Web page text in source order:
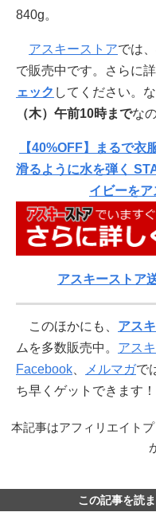
840g。
アスキーストアでは、
で販売中です。さらに
ェック してください。
（木）午前10時までな
【40%OFF】まるで衣
滑るように水を弾く
イビーを
アスキーストア
このほかにも、 アス
ムを多数販売中。 アス
Facebook
メルマガで
ち早くゲットできます
本記事はアフィリエイト
この記事を読